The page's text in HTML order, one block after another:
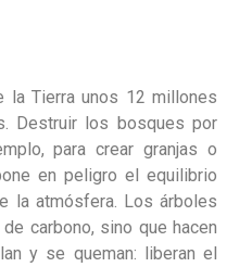
la Tierra unos 12 millones
Destruir los bosques por
para crear granjas o
en peligro el equilibrio
la atmósfera. Los árboles
carbono, sino que hacen
y se queman: liberan el